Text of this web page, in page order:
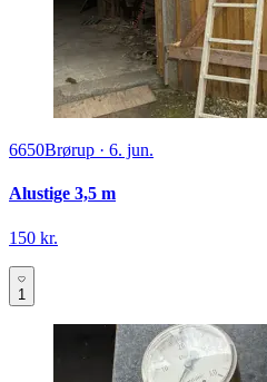
6650Brørup · 6. jun.
Alustige 3,5 m
150 kr.
1